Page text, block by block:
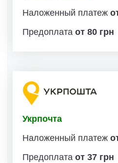
Наложенный платеж
Предоплата от 80 грн
Укрпочта
Наложенный платеж
Предоплата от 37 грн